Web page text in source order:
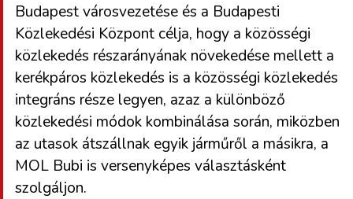
Budapest városvezetése és a Budapesti
Közlekedési Központ célja, hogy a közösségi
közlekedés részarányának növekedése mellett a
kerékpáros közlekedés is a közösségi közlekedés
integráns része legyen, azaz a különböző
közlekedési módok kombinálása során, miközben
az utasok átszállnak egyik járműről a másikra, a
MOL Bubi is versenyképes választásként
szolgáljon.